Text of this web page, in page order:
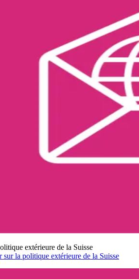
extérieure de la Suisse
la politique extérieure de la Suisse